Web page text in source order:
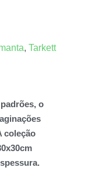
, Tarkett
o
coleção